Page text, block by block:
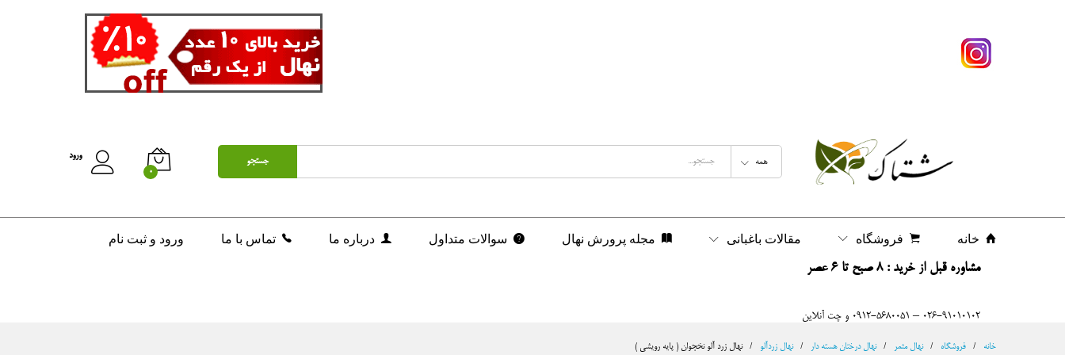
همه جستجو
0
ورود
خانه فروشگاه مقالات باغبانی مجله پرورش نهال سوالات متداول درباره ما تماس با ما ورود و ثبت نام
مشاوره قبل از خرید : 8 صبح تا 6 عصر
026-91010102 – 0912-5680051 و چت آنلاین
خانه / فروشگاه / نهال مثمر / نهال درختان هسته دار / نهال زردآلو / نهال زرد آلو نخجوان ( پایه رویشی )
تومان200,000 افزودن به سبد خرید